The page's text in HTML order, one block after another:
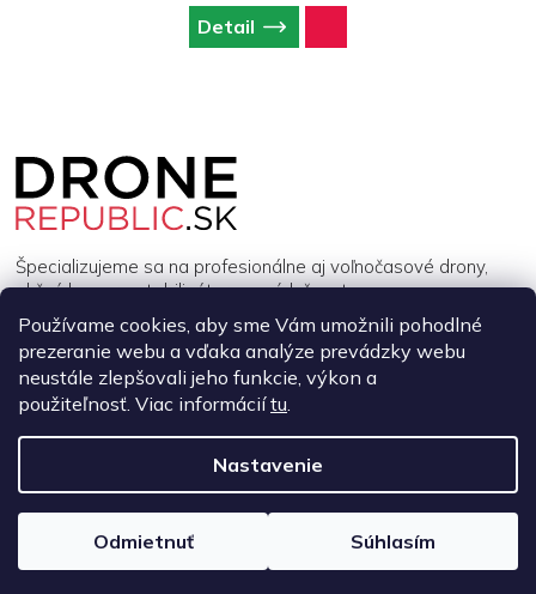
Používame cookies, aby sme Vám umožnili pohodlné
prezeranie webu a vďaka analýze prevádzky webu
neustále zlepšovali jeho funkcie, výkon a
použiteľnosť. Viac informáciítu.
Nastavenie
Odmietnuť Súhlasím
Detail
e
Špecializujeme sa na profesionálne aj voľnočasové drony,
akčné kamery, stabilizátory a príslušenstvo.
INFORMÁCIE
Vytvoril Shoptet
Copyright 2026DroneRepublic.sk. Všetky práva vyhradené.Upraviť
nastavenie cookies